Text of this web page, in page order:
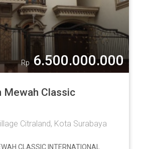
Rp 6.500.000.000
Mewah Classic
Citraland, Kota Surabaya
CLASSIC INTERNATIONAL